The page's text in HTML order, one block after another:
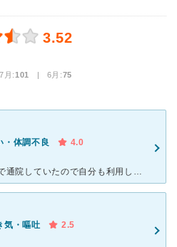
3.52
月:101 | 6月:75
・体調不良
4.0
子供の頃から親がかかりつけで通院していたので自分も利用して、かれこれ30年くらいは経ちます。 建物は数年前に改装し、とても綺麗ですが新たに建てた別棟のせいで入院施設がなくなりました。 待合室は広く
気・嘔吐
2.5